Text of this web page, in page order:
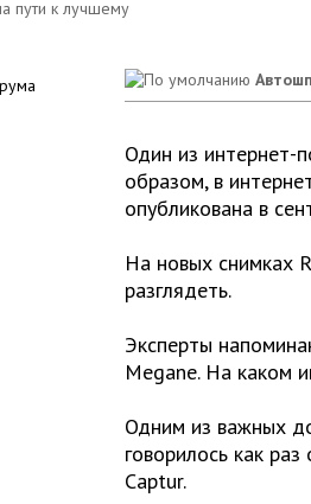
Один из интернет-
образом, в
опубликована в
На новых снимках
разглядеть.
Эксперты
Megane. На каком
Одним из важных
говорилось как
Captur.